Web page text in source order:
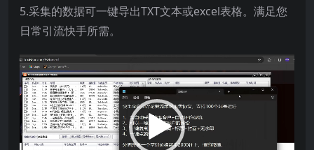
5.采集的数据可一键导出TXT文本或excel表格。满足您
日常引流快手所需。
视
频
播
放
器